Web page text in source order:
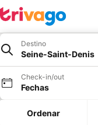
Destino
Seine-Saint-Denis
Check-in/out
Fechas
Ordenar